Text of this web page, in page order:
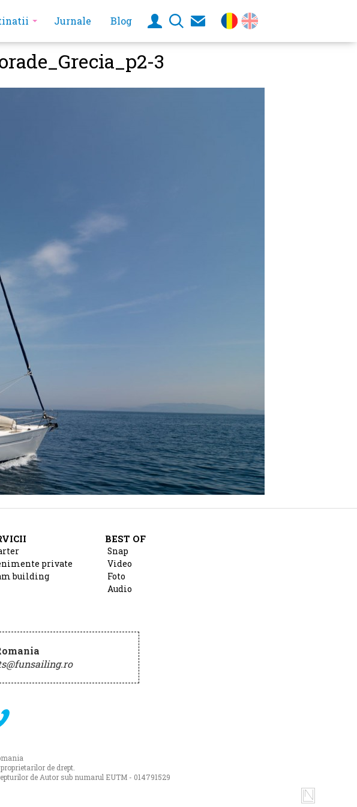
Jurnale Blog
3
private
building
BEST OF
Snap
Video
Foto
Audio
de drept.
de Autor sub numarul EUTM - 014791529